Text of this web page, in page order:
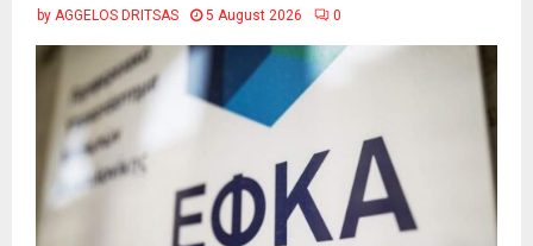
by AGGELOS DRITSAS 5 August 2026 0